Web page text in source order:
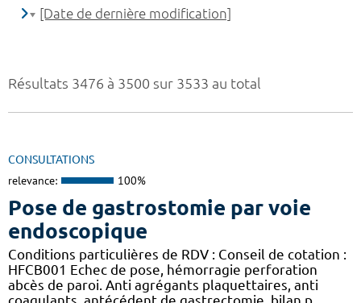
Résultats 3476 à 3500 sur 3533 au total
CONSULTATIONS
relevance: 100%
Pose de gastrostomie par voie
endoscopique
Conditions particulières de RDV : Conseil de cotation :
HFCB001 Echec de pose, hémorragie perforation
abcès de paroi. Anti agrégants plaquettaires, anti
[Date de dernière modification]